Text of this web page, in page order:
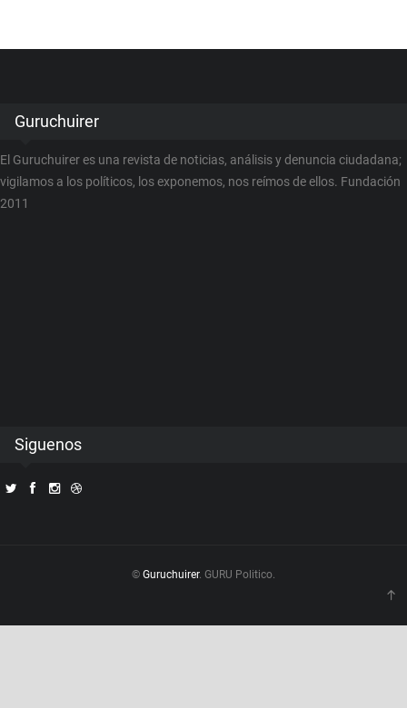
Guruchuirer
El Guruchuirer es una revista de noticias, análisis y denuncia ciudadana;
vigilamos a los políticos, los exponemos, nos reímos de ellos. Fundación
2011
Siguenos
© Guruchuirer. GURU Politico.